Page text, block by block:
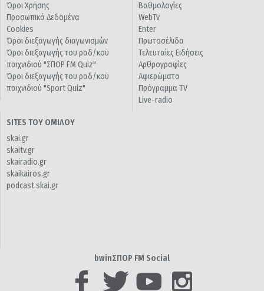
Όροι Χρήσης
Προσωπικά Δεδομένα
Cookies
Όροι διεξαγωγής διαγωνισμών
Όροι διεξαγωγής του ραδ/κού
παιχνιδιού "ΣΠΟΡ FM Quiz"
Όροι διεξαγωγής του ραδ/κού
παιχνιδιού "Sport Quiz"
Βαθμολογίες
WebTv
Enter
Πρωτοσέλιδα
Τελευταίες Ειδήσεις
Αρθρογραφίες
Αφιερώματα
Πρόγραμμα TV
Live-radio
SITES ΤΟΥ ΟΜΙΛΟΥ
skai.gr
skaitv.gr
skairadio.gr
skaikairos.gr
podcast.skai.gr
bwinΣΠΟΡ FM Social